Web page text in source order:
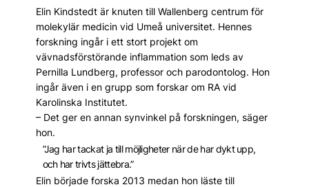
Elin Kindstedt är knuten till Wallenberg centrum för
molekylär medicin vid Umeå universitet. Hennes
forskning ingår i ett stort projekt om
vävnadsförstörande inflammation som leds av
Pernilla Lundberg, professor och parodontolog. Hon
ingår även i en grupp som forskar om RA vid
Karolinska Institutet.
– Det ger en annan synvinkel på forskningen, säger
hon.
”Jag har tackat ja till möjligheter när de har dykt upp,
och har trivts jättebra.”
Elin började forska 2013 medan hon läste till